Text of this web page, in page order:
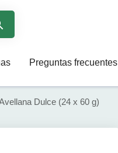
Preguntas frecuentes
Dulce (24 x 60 g)